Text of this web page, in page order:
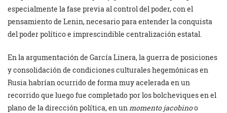
especialmente la fase previa al control del poder, con el
pensamiento de Lenin, necesario para entender la conquista
del poder político e imprescindible centralización estatal.
En la argumentación de García Linera, la guerra de posiciones
y consolidación de condiciones culturales hegemónicas en
Rusia habrían ocurrido de forma muy acelerada en un
recorrido que luego fue completado por los bolcheviques en el
plano de la dirección política, en un momento jacobinoo